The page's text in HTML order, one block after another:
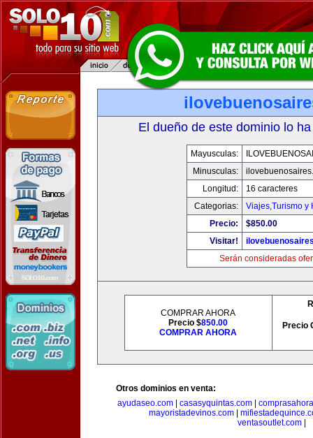
El dueño de este dominio lo
Mayusculas:
Minusculas:
Longitud:
16 caracteres
Categorias:
Viajes,Turismo y
Precio:
$850.00
Visitar!
Serán consideradas
COMPRAR AHORA
Precio $850.00
COMPRAR AHORA
Precio
Otros dominios en venta:
ayudaseo.com
casasyquintas.com
mayoristadevinos.com
ventasoutlet.com